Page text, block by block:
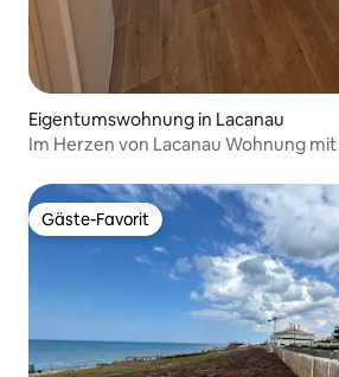
Eigentumswohnung in Lacanau
Im Herzen von Lacanau Wohnung
Gäste-Favorit
Gäste-Favorit